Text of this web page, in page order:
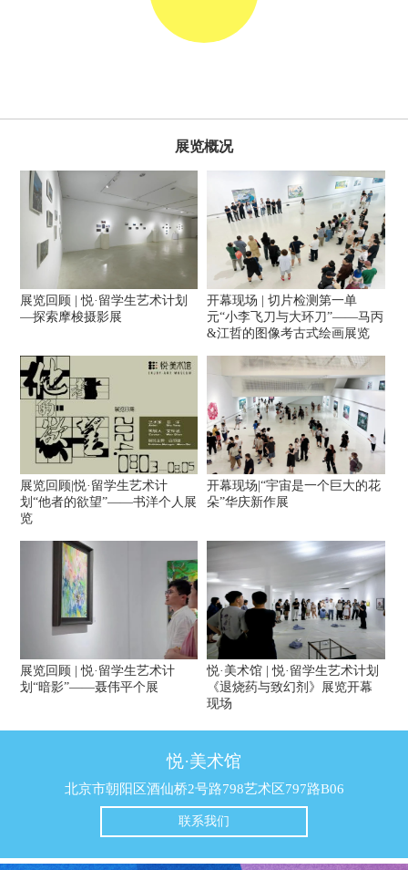
展览概况
展览回顾 | 悦·留学生艺术计划
—探索摩梭摄影展
开幕现场 | 切片检测第一单
元“小李飞刀与大环刀”——马丙
&江哲的图像考古式绘画展览
展览回顾|悦·留学生艺术计
划“他者的欲望”——书洋个人展
览
开幕现场|“宇宙是一个巨大的花
朵”华庆新作展
展览回顾 | 悦·留学生艺术计
划“暗影”——聂伟平个展
悦·美术馆 | 悦·留学生艺术计划
《退烧药与致幻剂》展览开幕
现场
悦·美术馆
北京市朝阳区酒仙桥2号路798艺术区797路B06
联系我们